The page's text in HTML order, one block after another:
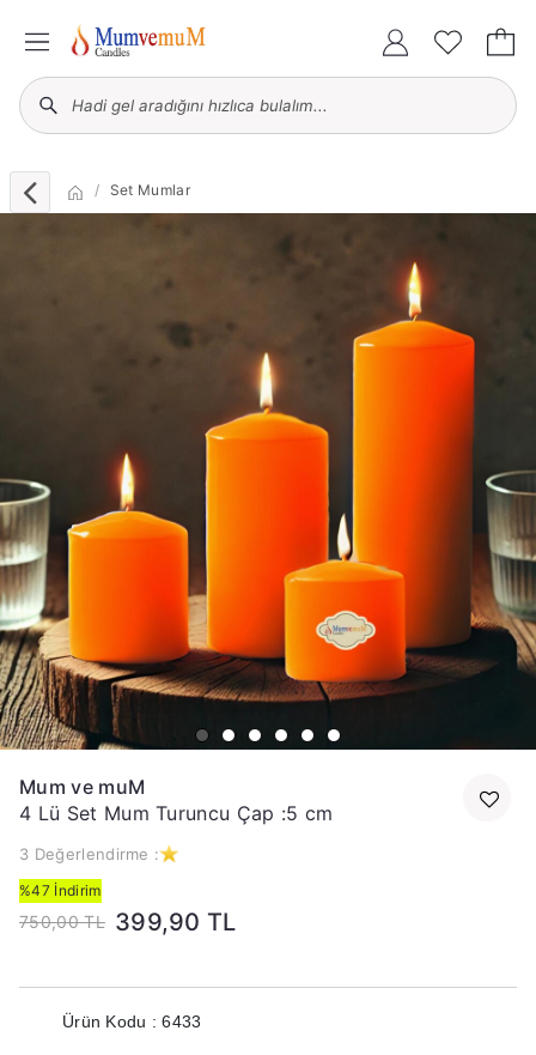
Set Mumlar
Mum ve muM
4 Lü Set Mum Turuncu Çap :5 cm
3 Değerlendirme :
%47 İndirim
750,00 TL 399,90 TL
Ürün Kodu : 6433